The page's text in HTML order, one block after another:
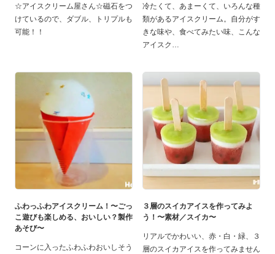
☆アイスクリーム屋さん☆磁石をつ
けているので、ダブル、トリプルも
可能！！
冷たくて、あまーくて、いろんな種
類があるアイスクリーム。自分がす
きな味や、食べてみたい味、こんな
アイスク
ふわっふわアイスクリーム！〜ごっ
こ遊びも楽しめる、おいしい？製作
あそび〜
コーンに入ったふわふわおいしそう
３層のスイカアイスを作ってみよ
う！〜素材／スイカ〜
リアルでかわいい、赤・白・緑、３
層のスイカアイスを作ってみません